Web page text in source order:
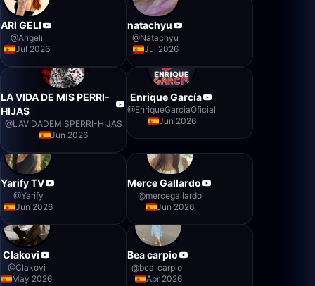
ARI GELI
@Arigeli
Jul 2026
natachyu
@Natachyu
Jul 2026
LA VIDA DE MIS PERRI-
HIJAS
@LAVIDADEMISPERRI-HIJAS
Jun 2026
Enrique García
@EnriqueGarciaOficial
Jun 2026
Yarify TV
@Yarify
Jun 2026
Merce Gallardo
@mercegallardo
Jun 2026
Clakovi
@Clakovi
May 2026
Bea carpio
@bea_carpio_
Apr 2026